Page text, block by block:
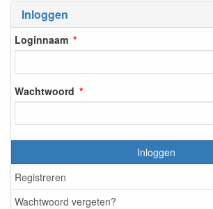
Inloggen
Loginnaam
Wachtwoord
Inloggen
Registreren
Wachtwoord vergeten?